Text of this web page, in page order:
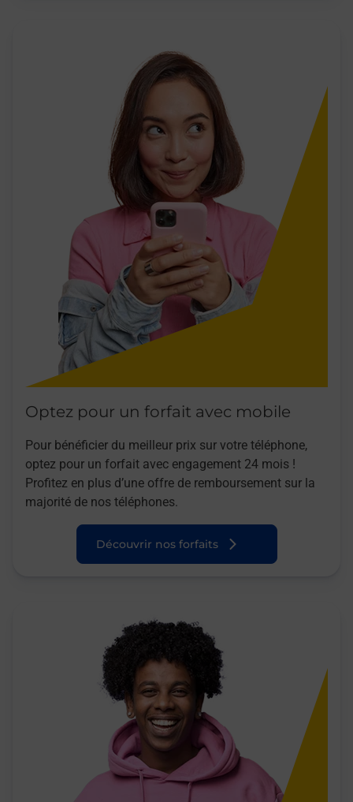
Optez pour un forfait avec mobile
Pour bénéficier du meilleur prix sur votre téléphone,
optez pour un forfait avec engagement 24 mois !
Profitez en plus d’une offre de remboursement sur la
majorité de nos téléphones.
Découvrir nos forfaits